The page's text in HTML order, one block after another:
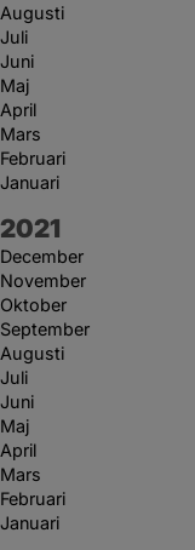
Augusti
Juli
Juni
Maj
April
Mars
Februari
Januari
År:
2021
December
November
Oktober
September
Augusti
Juli
Juni
Maj
April
Mars
Februari
Januari